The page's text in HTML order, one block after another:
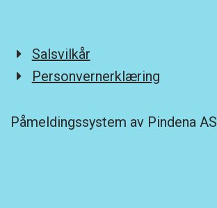
Salsvilkår
Personvernerklæring
Påmeldingssystem av Pindena AS